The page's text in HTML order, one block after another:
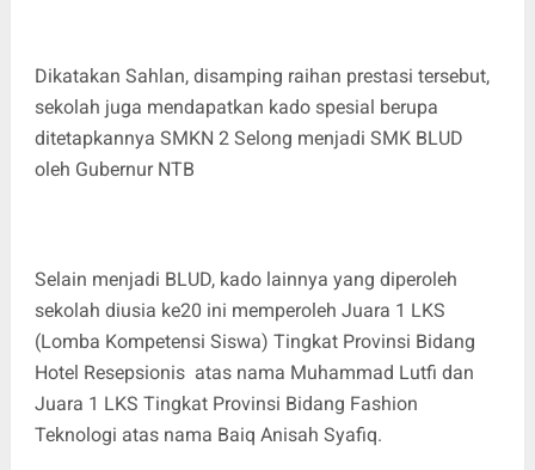
Dikatakan Sahlan, disamping raihan prestasi tersebut,
sekolah juga mendapatkan kado spesial berupa
ditetapkannya SMKN 2 Selong menjadi SMK BLUD
oleh Gubernur NTB
Selain menjadi BLUD, kado lainnya yang diperoleh
sekolah diusia ke20 ini memperoleh Juara 1 LKS
(Lomba Kompetensi Siswa) Tingkat Provinsi Bidang
Hotel Resepsionis atas nama Muhammad Lutfi dan
Juara 1 LKS Tingkat Provinsi Bidang Fashion
Teknologi atas nama Baiq Anisah Syafiq.